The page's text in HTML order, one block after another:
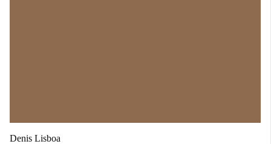
Denis Lisboa